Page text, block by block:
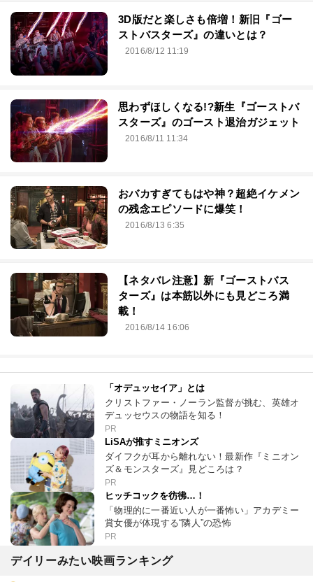
3D版だと楽しさも倍増！新旧『ゴー
ストバスターズ』の違いとは？
2016/8/12 11:19
思わずほしくなる!?新生『ゴーストバ
スターズ』のゴースト退治ガジェット
2016/8/11 11:34
おバカすぎてもはや神？超絶イケメン
の残念エピソードに爆笑！
2016/8/13 6:35
【ネタバレ注意】新『ゴーストバス
ターズ』は本筋以外にも見どころ満
載！
2016/8/14 16:06
「オデュッセイア」とは
クリストファー・ノーラン監督が挑む、英雄オ
デュッセウスの物語を知る！
PR
LiSAが推すミニオンズ
ダイフクが耳から離れない！最新作『ミニオン
ズ＆モンスターズ』見どころは？
PR
ヒッチコックを彷彿…！
「物理的に一番近い人が一番怖い」アカデミー
賞女優が体現する“隣人”の恐怖
PR
デイリーみたい映画ランキング